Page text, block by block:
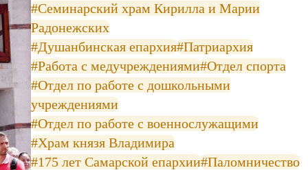
#Семинарский храм Кирилла и Марии
Радонежских
#Душанбинская епархия#Патриархия
#Работа с медучреждениями#Отдел спорта
#Отдел по работе с дошкольными
учреждениями
#Отдел по работе с военнослужащими
#Храм князя Владимира
#175 лет Самарской епархии#Паломничество